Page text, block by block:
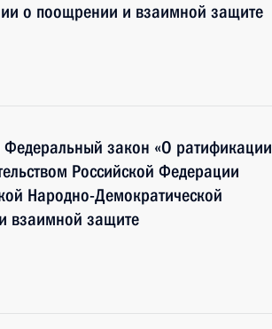
о поощрении и взаимной защите
Федеральный закон «О ратификации
Российской Федерации
Народно-Демократической
взаимной защите